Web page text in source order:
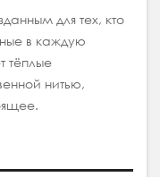
для тех, кто
в каждую
тёплые
нитью,